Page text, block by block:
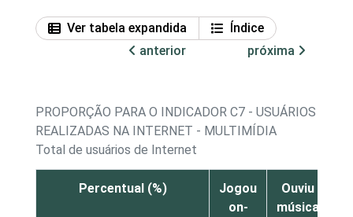
Ver tabela expandida
Índice
anterior
próxima
PROPORÇÃO PARA O INDICADOR C7 - USUÁRIOS DE
REALIZADAS NA INTERNET - MULTIMÍDIA
Total de usuários de Internet
Percentual (%)
Jogou
on-
Ouviu
música